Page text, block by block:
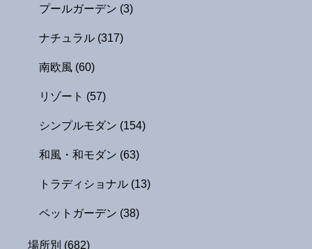
プールガーデン (3)
ナチュラル (317)
南欧風 (60)
リゾート (57)
シンプルモダン (154)
和風・和モダン (63)
トラディショナル (13)
ペットガーデン (38)
場所別 (682)